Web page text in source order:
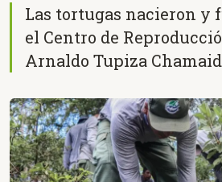
Las tortugas nacieron y
el Centro de
Arnaldo Tupiza